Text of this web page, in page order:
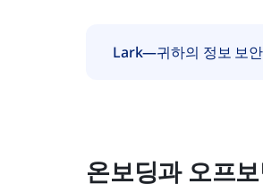
Lark—귀하의 정보 보
온보딩과 오프